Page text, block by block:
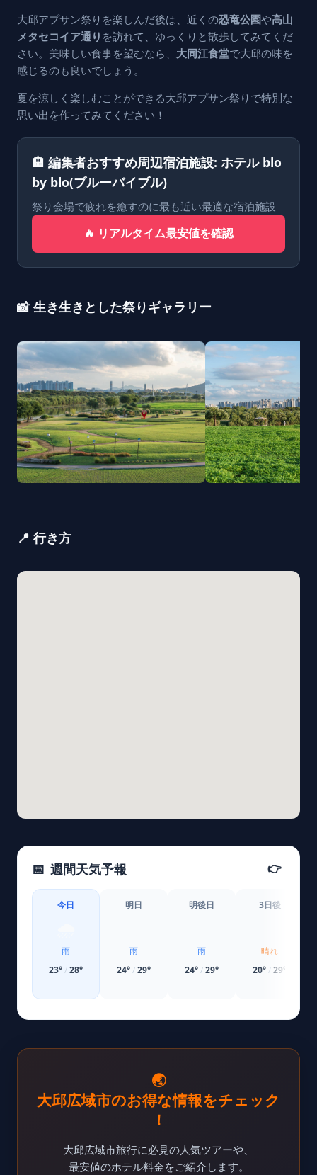
大邱アプサン祭りを楽しんだ後は、近くの恐竜公園や高山
メタセコイア通り を訪れて、ゆっくりと散歩してみてくだ
さい。美味しい食事を望むなら、 大同江食堂で大邱の味を
感じるのも良いでしょう。
夏を涼しく楽しむことができる大邱アプサン祭りで特別な
思い出を作ってみてください！
🏨 編集者おすすめ周辺宿泊施設: ホテル blo
by blo(ブルーバイブル)
祭り会場で疲れを癒すのに最も近い最適な宿泊施設
🔥 リアルタイム最安値を確認
📸 生き生きとした祭りギャラリー
📍 行き方
📅 週間天気予報 👉
今日
雨
23°/28°
明日
雨
24°/29°
明後日
雨
24°/29°
3日後
晴れ
20° /29°
🌏
大邱広域市のお得な情報をチェック
！
大邱広域市旅行に必見の人気ツアーや、
最安値のホテル料金をご紹介します。